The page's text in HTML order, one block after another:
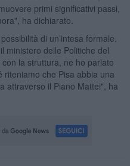
primi significativi passi,
ha dichiarato.
di un’intesa formale.
ministero delle Politiche del
la struttura, ne ho parlato
che Pisa abbia una
attraverso il Piano Mattei", ha